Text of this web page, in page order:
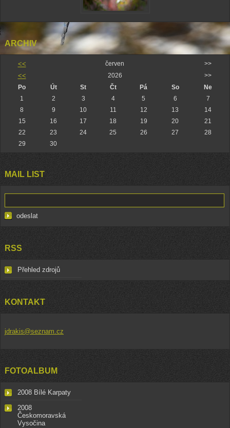
ARCHIV
<< červen >>
<< 2026
>>
Po
Út St Čt Pá So
Ne
1
2 3 4 5 6
7
8
9 10 11 12 13
14
15
16 17 18 19 20
21
22
23 24 25 26 27
28
29
30
MAIL LIST
RSS
Přehled zdrojů
KONTAKT
jdrakis@seznam.cz
FOTOALBUM
2008 Bílé Karpaty
2008
Českomoravská
Vysočina